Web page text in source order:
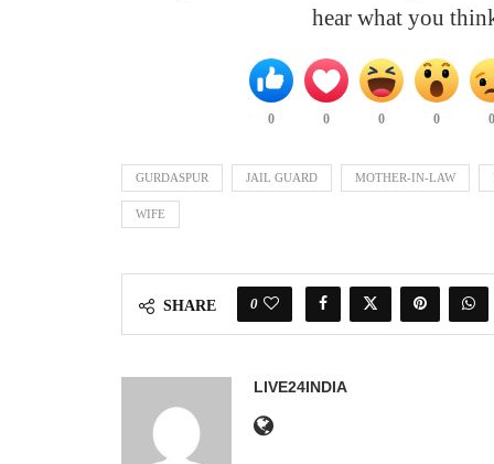
hear what you
0 0 0 0
GURDASPUR JAIL GUARD MOTHER-IN-LAW
WIFE
SHARE 0
LIVE24INDIA